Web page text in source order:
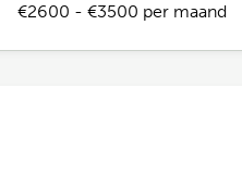
€2600 - €3500 per maand